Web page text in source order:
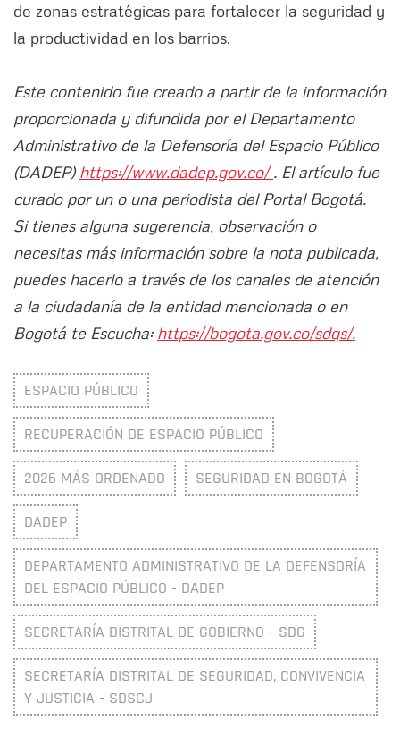
de zonas estratégicas para fortalecer la seguridad y
la productividad en los barrios.
Este contenido fue creado a partir de la información
proporcionada y difundida por el Departamento
Administrativo de la Defensoría del Espacio Público
(DADEP) https://www.dadep.gov.co/. El artículo fue
curado por un o una periodista del Portal Bogotá.
Si tienes alguna sugerencia, observación o
necesitas más información sobre la nota publicada,
puedes hacerlo a través de los canales de atención
a la ciudadanía de la entidad mencionada o en
Bogotá te Escucha: https://bogota.gov.co/sdqs/.
ESPACIO PÚBLICO
RECUPERACIÓN DE ESPACIO PÚBLICO
2026 MÁS ORDENADO SEGURIDAD EN BOGOTÁ
DADEP
DEPARTAMENTO ADMINISTRATIVO DE LA DEFENSORÍA
DEL ESPACIO PÚBLICO - DADEP
SECRETARÍA DISTRITAL DE GOBIERNO - SDG
SECRETARÍA DISTRITAL DE SEGURIDAD, CONVIVENCIA
Y JUSTICIA - SDSCJ